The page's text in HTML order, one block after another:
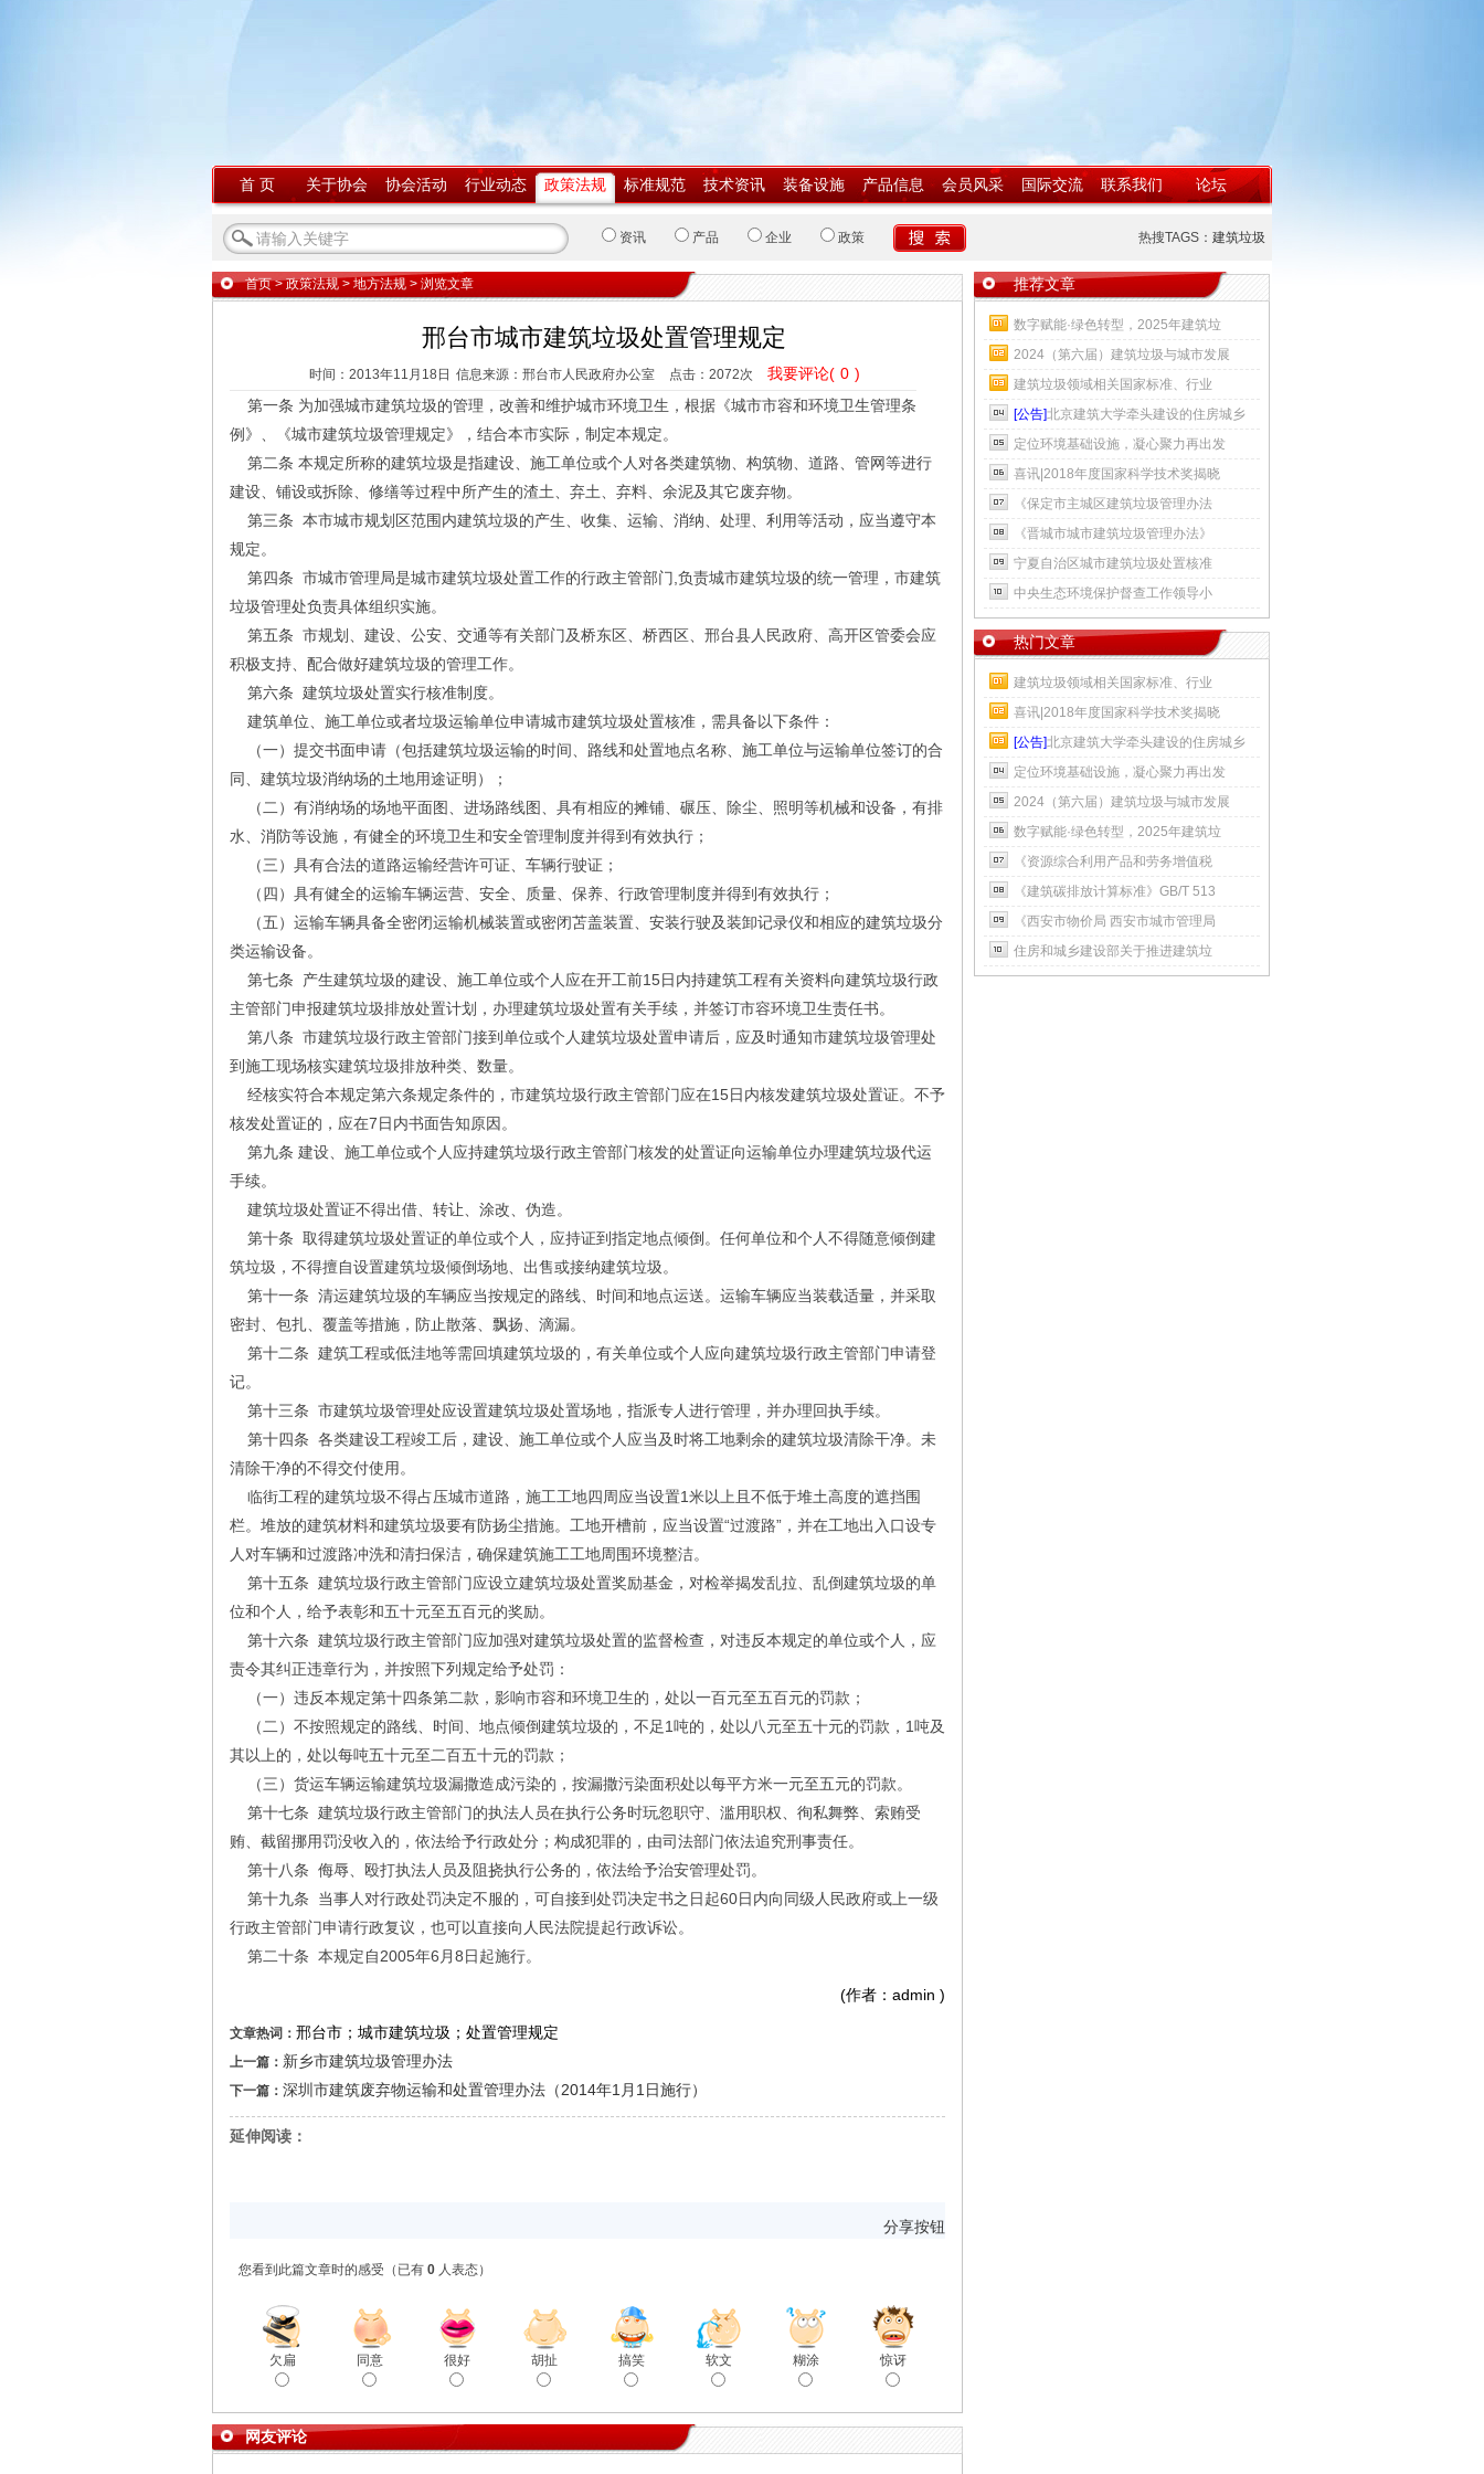
首 页 关于协会 协会活动 行业动态 政策法规 标准规范 技术资讯 装备设施 产品信息 会员风采 国际交流 联系我们 论坛
资讯 产品 企业 政策 热搜TAGS： 建筑垃圾
首页>政策法规 > 地方法规 > 浏览文章
邢台市城市建筑垃圾处置管理规定
时间：2013年11月18日 信息来源：邢台市人民政府办公室 点击： 2072次 我要评论( 0 )
第一条 为加强城市建筑垃圾的管理，改善和维护城市环境卫生，根据《城市市容和环境卫生管理条
例》、《城市建筑垃圾管理规定》，结合本市实际，制定本规定。
第二条 本规定所称的建筑垃圾是指建设、施工单位或个人对各类建筑物、构筑物、道路、管网等进行
建设、铺设或拆除、修缮等过程中所产生的渣土、弃土、弃料、余泥及其它废弃物。
第三条 本市城市规划区范围内建筑垃圾的产生、收集、运输、消纳、处理、利用等活动，应当遵守本
规定。
第四条 市城市管理局是城市建筑垃圾处置工作的行政主管部门,负责城市建筑垃圾的统一管理，市建筑
垃圾管理处负责具体组织实施。
第五条 市规划、建设、公安、交通等有关部门及桥东区、桥西区、邢台县人民政府、高开区管委会应
积极支持、配合做好建筑垃圾的管理工作。
第六条 建筑垃圾处置实行核准制度。
建筑单位、施工单位或者垃圾运输单位申请城市建筑垃圾处置核准，需具备以下条件：
（一）提交书面申请（包括建筑垃圾运输的时间、路线和处置地点名称、施工单位与运输单位签订的合
同、建筑垃圾消纳场的土地用途证明）；
（二）有消纳场的场地平面图、进场路线图、具有相应的摊铺、碾压、除尘、照明等机械和设备，有排
水、消防等设施，有健全的环境卫生和安全管理制度并得到有效执行；
（三）具有合法的道路运输经营许可证、车辆行驶证；
（四）具有健全的运输车辆运营、安全、质量、保养、行政管理制度并得到有效执行；
（五）运输车辆具备全密闭运输机械装置或密闭苫盖装置、安装行驶及装卸记录仪和相应的建筑垃圾分
类运输设备。
第七条 产生建筑垃圾的建设、施工单位或个人应在开工前15日内持建筑工程有关资料向建筑垃圾行政
主管部门申报建筑垃圾排放处置计划，办理建筑垃圾处置有关手续，并签订市容环境卫生责任书。
第八条 市建筑垃圾行政主管部门接到单位或个人建筑垃圾处置申请后，应及时通知市建筑垃圾管理处
到施工现场核实建筑垃圾排放种类、数量。
经核实符合本规定第六条规定条件的，市建筑垃圾行政主管部门应在15日内核发建筑垃圾处置证。不予
核发处置证的，应在7日内书面告知原因。
第九条 建设、施工单位或个人应持建筑垃圾行政主管部门核发的处置证向运输单位办理建筑垃圾代运
手续。
建筑垃圾处置证不得出借、转让、涂改、伪造。
第十条 取得建筑垃圾处置证的单位或个人，应持证到指定地点倾倒。任何单位和个人不得随意倾倒建
筑垃圾，不得擅自设置建筑垃圾倾倒场地、出售或接纳建筑垃圾。
第十一条 清运建筑垃圾的车辆应当按规定的路线、时间和地点运送。运输车辆应当装载适量，并采取
密封、包扎、覆盖等措施，防止散落、飘扬、滴漏。
第十二条 建筑工程或低洼地等需回填建筑垃圾的，有关单位或个人应向建筑垃圾行政主管部门申请登
记。
第十三条 市建筑垃圾管理处应设置建筑垃圾处置场地，指派专人进行管理，并办理回执手续。
第十四条 各类建设工程竣工后，建设、施工单位或个人应当及时将工地剩余的建筑垃圾清除干净。未
清除干净的不得交付使用。
临街工程的建筑垃圾不得占压城市道路，施工工地四周应当设置1米以上且不低于堆土高度的遮挡围
栏。堆放的建筑材料和建筑垃圾要有防扬尘措施。工地开槽前，应当设置“过渡路”，并在工地出入口设专
人对车辆和过渡路冲洗和清扫保洁，确保建筑施工工地周围环境整洁。
第十五条 建筑垃圾行政主管部门应设立建筑垃圾处置奖励基金，对检举揭发乱拉、乱倒建筑垃圾的单
位和个人，给予表彰和五十元至五百元的奖励。
第十六条 建筑垃圾行政主管部门应加强对建筑垃圾处置的监督检查，对违反本规定的单位或个人，应
责令其纠正违章行为，并按照下列规定给予处罚：
（一）违反本规定第十四条第二款，影响市容和环境卫生的，处以一百元至五百元的罚款；
（二）不按照规定的路线、时间、地点倾倒建筑垃圾的，不足1吨的，处以八元至五十元的罚款，1吨及
其以上的，处以每吨五十元至二百五十元的罚款；
（三）货运车辆运输建筑垃圾漏撒造成污染的，按漏撒污染面积处以每平方米一元至五元的罚款。
第十七条 建筑垃圾行政主管部门的执法人员在执行公务时玩忽职守、滥用职权、徇私舞弊、索贿受
贿、截留挪用罚没收入的，依法给予行政处分；构成犯罪的，由司法部门依法追究刑事责任。
第十八条 侮辱、殴打执法人员及阻挠执行公务的，依法给予治安管理处罚。
第十九条 当事人对行政处罚决定不服的，可自接到处罚决定书之日起60日内向同级人民政府或上一级
行政主管部门申请行政复议，也可以直接向人民法院提起行政诉讼。
第二十条 本规定自2005年6月8日起施行。
(作者：admin )
文章热词： 邢台市；城市建筑垃圾；处置管理规定
上一篇： 新乡市建筑垃圾管理办法
下一篇： 深圳市建筑废弃物运输和处置管理办法（2014年1月1日施行）
延伸阅读：
分享按钮
您看到此篇文章时的感受 （已有 0 人表态）
欠扁 同意 很好 胡扯 搞笑 软文 糊涂 惊讶
网友评论
推荐文章
数字赋能·绿色转型，2025年建筑垃
2024（第六届）建筑垃圾与城市发展
建筑垃圾领域相关国家标准、行业
[公告]北京建筑大学牵头建设的住房城乡
定位环境基础设施，凝心聚力再出发
喜讯|2018年度国家科学技术奖揭晓
《保定市主城区建筑垃圾管理办法
《晋城市城市建筑垃圾管理办法》
宁夏自治区城市建筑垃圾处置核准
中央生态环境保护督查工作领导小
热门文章
建筑垃圾领域相关国家标准、行业
喜讯|2018年度国家科学技术奖揭晓
[公告]北京建筑大学牵头建设的住房城乡
定位环境基础设施，凝心聚力再出发
2024（第六届）建筑垃圾与城市发展
数字赋能·绿色转型，2025年建筑垃
《资源综合利用产品和劳务增值税
《建筑碳排放计算标准》GB/T 513
《西安市物价局 西安市城市管理局
住房和城乡建设部关于推进建筑垃